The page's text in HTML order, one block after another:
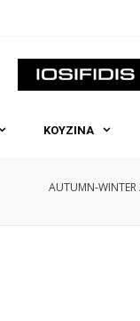
ΚΟΥΖΙΝΑ
AUTUMN-WINTER